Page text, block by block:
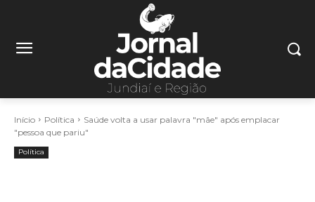
Início Política
Saúde volta a usar palavra "mãe" após emplacar
"pessoa que pariu"
Política